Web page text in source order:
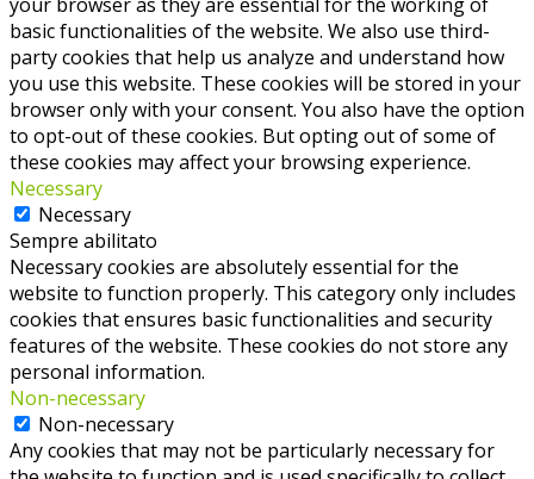
basic functionalities of the website. We also use third-
party cookies that help us analyze and understand how
you use this website. These cookies will be stored in your
browser only with your consent. You also have the option
to opt-out of these cookies. But opting out of some of
these cookies may affect your browsing experience.
Necessary
Necessary
Sempre abilitato
Necessary cookies are absolutely essential for the
website to function properly. This category only includes
cookies that ensures basic functionalities and security
features of the website. These cookies do not store any
personal information.
Non-necessary
Non-necessary
Any cookies that may not be particularly necessary for